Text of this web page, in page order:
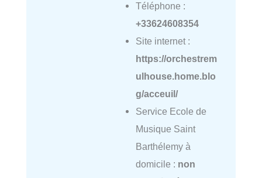
Téléphone :
+33624608354
Site internet :
https://orchestrem
ulhouse.home.blo
g/acceuil/
Service Ecole de
Musique Saint
Barthélemy à
domicile : non